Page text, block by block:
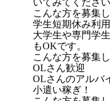
いてみてくださ
こんな方を募集
学生短期休み利
大学生や専門学
もOKです。
こんな方を募集
OLさん歓迎
OLさんのアルバ
小遣い稼ぎ！